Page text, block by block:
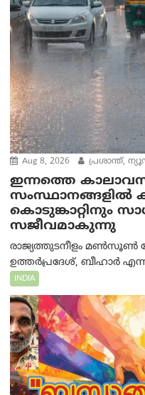
Aug 8, 2026 പ്രശാന്ത്,
ഇന്നത്തെ
സംസ്ഥാനങ്ങളിൽ
കൊടുങ്കാറ്റിനും
സജീവമാകുന്നു
രാജ്യത്തുടനീളം മൺസൂൺ
ഉത്തർപ്രദേശ്, ബീഹാർ
INDIA